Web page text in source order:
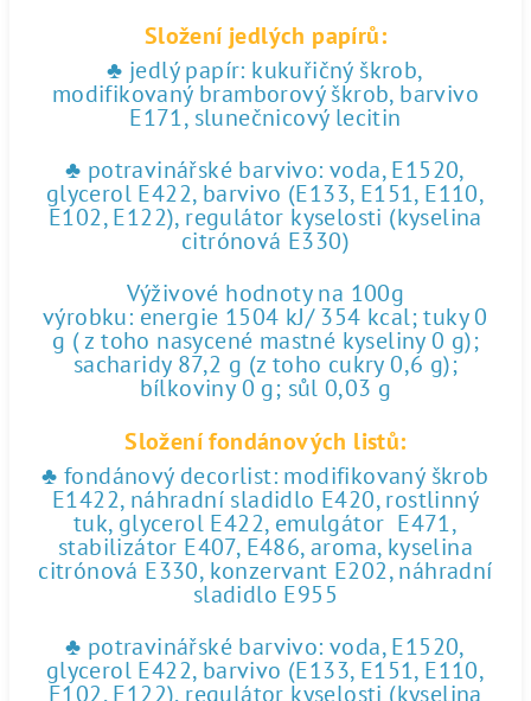
Složení jedlých papírů:
♣ jedlý papír: kukuřičný škrob,
modifikovaný bramborový škrob, barvivo
E171, slunečnicový lecitin
♣ potravinářské barvivo: voda, E1520,
glycerol E422, barvivo (E133, E151, E110,
E102, E122), regulátor kyselosti (kyselina
citrónová E330)
Výživové hodnoty na 100g
výrobku: energie 1504 kJ/ 354 kcal; tuky 0
g ( z toho nasycené mastné kyseliny 0 g);
sacharidy 87,2 g (z toho cukry 0,6 g);
bílkoviny 0 g; sůl 0,03 g
Složení fondánových listů:
♣ fondánový decorlist: modifikovaný škrob
E1422, náhradní sladidlo E420, rostlinný
tuk, glycerol E422, emulgátor E471,
stabilizátor E407, E486, aroma, kyselina
citrónová E330, konzervant E202, náhradní
sladidlo E955
♣ potravinářské barvivo: voda, E1520,
glycerol E422, barvivo (E133, E151, E110,
E102, E122), regulátor kyselosti (kyselina